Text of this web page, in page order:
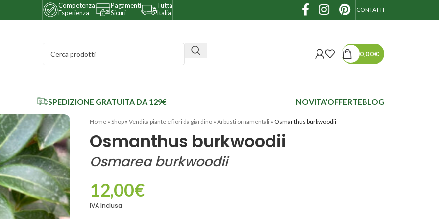
Competenza
Esperienza
Pagamenti
Sicuri
Tutta
Italia
CONTATTI
0,00€
SPEDIZIONE GRATUITA DA 129€ NOVITA'OFFERTEBLOG
Home » Shop » Vendita piante e fiori da giardino » Arbusti ornamentali » Osmanthus burkwoodii
Osmanthus burkwoodii
Osmarea burkwoodii
12,00€
IVA Inclusa